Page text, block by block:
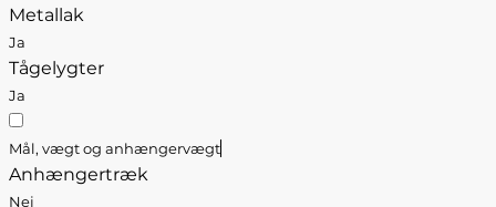
Metallak
Ja
Tågelygter
Ja
Mål, vægt og anhængervægt
Anhængertræk
Nej